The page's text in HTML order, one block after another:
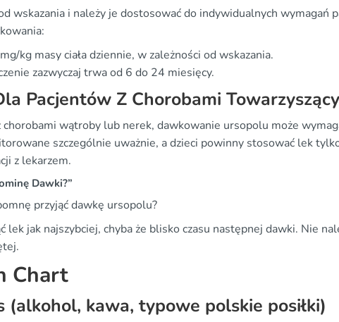
wskazania i należy je dostosować do indywidualnych wymagań
kg masy ciała dziennie, w zależności od wskazania.
zazwyczaj trwa od 6 do 24 miesięcy.
Pacjentów Z Chorobami
wątroby lub nerek, dawkowanie ursopolu może
szczególnie uważnie, a dzieci powinny stosować lek
z lekarzem.
Dawki?”
przyjąć dawkę ursopolu?
lek jak najszybciej, chyba że blisko czasu następnej dawki. Nie
Chart
(alkohol, kawa, typowe polskie posiłki)